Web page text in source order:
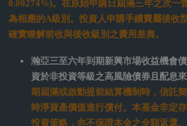
新常態與新氣象